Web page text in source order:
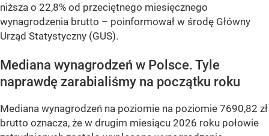
niższa o 22,8% od przeciętnego miesięcznego
wynagrodzenia brutto – poinformował w środę Główny
Urząd Statystyczny (GUS).
Mediana wynagrodzeń w Polsce. Tyle
naprawdę zarabialiśmy na początku roku
Mediana wynagrodzeń na poziomie na poziomie 7690,82 zł
brutto oznacza, że w drugim miesiącu 2026 roku połowie